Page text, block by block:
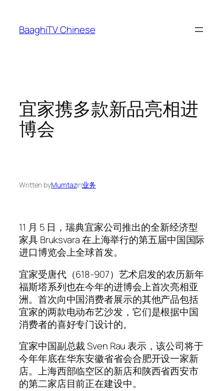
content
BaaghiTV Chinese
宜家携多款新品亮相进
博会
Written byMumtazin业务
11 月 5 日，瑞典宜家公司推出的全新经济型
家具 Bruksvara 在上海举行的第五届中国国际
进口博览会上全球首发。
宜家受唐代（618-907）艺术启发的农历新年
福斯塔系列也在今年的进博会上首次亮相亚
洲。首次向中国消费者展示的其他产品包括
宜家的两款电动布艺沙发，它们是根据中国
消费者的喜好专门设计的。
宜家中国副总裁 Sven Rau 表示，该公司将于
今年年底在华东安徽省省会合肥开设一家新
店。上海西部临空区的新店和陕西省西安市
的第二家店目前正在建设中。